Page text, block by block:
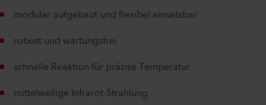
modular aufgebaut und flexibel einsetzbar
robust und wartungsfrei
schnelle Reaktion für präzise Temperatur
mittelwellige Infrarot-Strahlung